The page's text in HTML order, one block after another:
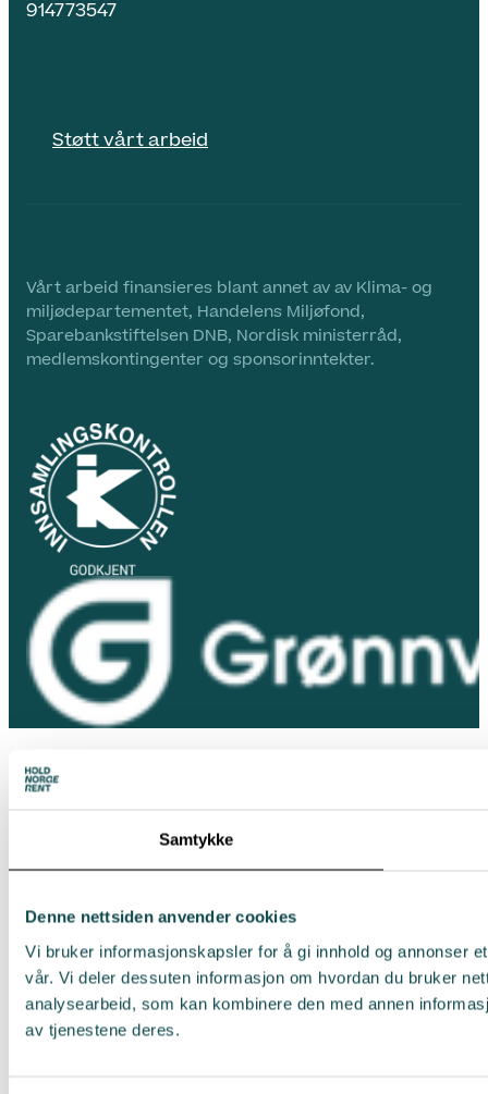
Samtykke
Denne nettsiden anvender cookies
Vi bruker informasjonskapsler for å gi innhold og annonser
vår. Vi deler dessuten informasjon om hvordan du bruker
analysearbeid, som kan kombinere den med annen
av tjenestene deres.
914773547
Støtt vårt arbeid
Vårt arbeid finansieres blant annet av av Klima- og
miljødepartementet, Handelens Miljøfond,
Sparebankstiftelsen DNB, Nordisk ministerråd,
medlemskontingenter og sponsorinntekter.